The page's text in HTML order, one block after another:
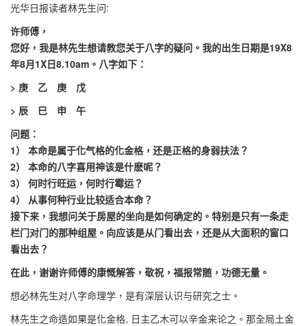
光华日报读者林先生问:
许师傅，
您好，我是林先生想请教您关于八字的疑问。我的出生日期是19X8
年8月1X日8.10am。八字如下：
> 庚 乙 庚 戊
> 辰 巳 申 午
问题：
1） 本命是属于化气格的化金格，还是正格的身弱扶法？
2） 本命的八字喜用神该是什麽呢？
3） 何时行旺运，何时行霉运？
4） 从事何种行业比较适合本命？
接下来，我想问关于房屋的坐向是如何确定的。特别是只有一条走
栏门对门的那种组屋。向应该是从门看出去，还是从大面积的窗口
看出去？
在此，谢谢许师傅的康慨解答，敬祝，福报常随，功德无量。
想必林先生对八字命理学，是有深层认识与研究之士。
林先生之命造如果是化金格, 日主乙木可以辛金来论之。那全局土金